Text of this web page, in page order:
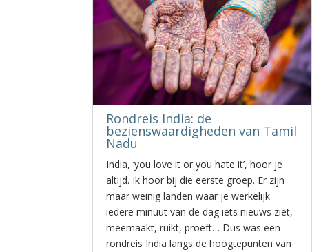
Rondreis India: de
bezienswaardigheden van Tamil
Nadu
India, ‘you love it or you hate it’, hoor je
altijd. Ik hoor bij die eerste groep. Er zijn
maar weinig landen waar je werkelijk
iedere minuut van de dag iets nieuws ziet,
meemaakt, ruikt, proeft… Dus was een
rondreis India langs de hoogtepunten van